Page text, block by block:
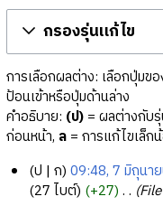
กรองรุ่นแก้ไข
การเลือกผลต่าง: เลือกปุ่มข
ป้อนเข้าหรือปุ่มด้านล่าง
คำอธิบาย: (ป)= ผลต่างกับ
ก่อนหน้า, ล= การแก้ไขเล็ก
ป ก 09:48, 7 มิถุนา
27 ไบต์
+27 ‎